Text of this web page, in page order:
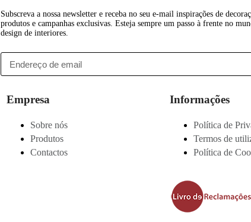
Subscreva a nossa newsletter e receba no seu e-mail inspirações de
produtos e campanhas exclusivas. Esteja sempre um passo à frente no
design de interiores.
Empresa
Sobre nós
Produtos
Contactos
Informações
Política de
Termos de
Política de